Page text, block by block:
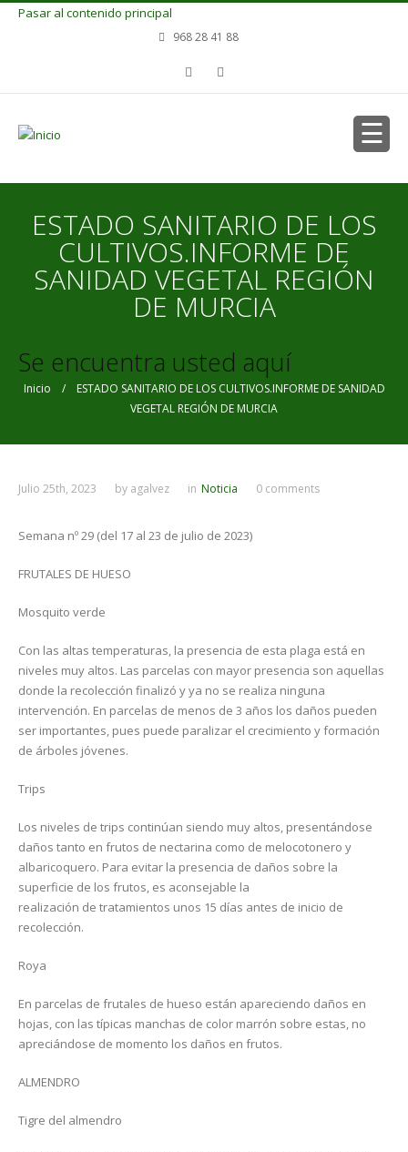
Pasar al contenido principal
968 28 41 88
ESTADO SANITARIO DE LOS
CULTIVOS.INFORME DE
SANIDAD VEGETAL REGIÓN
DE MURCIA
Se encuentra usted aquí
Inicio / ESTADO SANITARIO DE LOS CULTIVOS.INFORME DE SANIDAD
VEGETAL REGIÓN DE MURCIA
Julio 25th, 2023 by agalvez in Noticia 0 comments
Semana nº 29 (del 17 al 23 de julio de 2023)
FRUTALES DE HUESO
Mosquito verde
Con las altas temperaturas, la presencia de esta plaga está en
niveles muy altos. Las parcelas con mayor presencia son aquellas
donde la recolección finalizó y ya no se realiza ninguna
intervención. En parcelas de menos de 3 años los daños pueden
ser importantes, pues puede paralizar el crecimiento y formación
de árboles jóvenes.
Trips
Los niveles de trips continúan siendo muy altos, presentándose
daños tanto en frutos de nectarina como de melocotonero y
albaricoquero. Para evitar la presencia de daños sobre la
superficie de los frutos, es aconsejable la
realización de tratamientos unos 15 días antes de inicio de
recolección.
Roya
En parcelas de frutales de hueso están apareciendo daños en
hojas, con las típicas manchas de color marrón sobre estas, no
apreciándose de momento los daños en frutos.
ALMENDRO
Tigre del almendro